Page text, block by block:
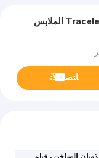
مرونة الساخنة تذوب لاصق TPU فيلم Traceless الملابس
ﺎﺘﺼﻟ ﺍﻶﻧ